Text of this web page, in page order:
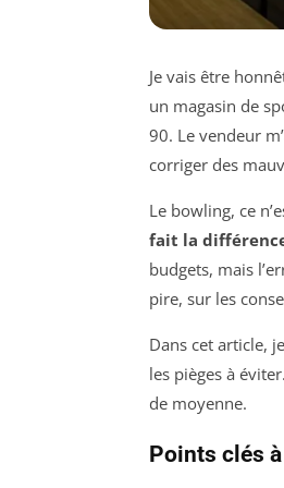
Je vais être
un magasin de
90. Le vendeur
corriger des
Le bowling, ce
fait la
budgets, mais
pire, sur les
Dans cet article,
les pièges à
de moyenne.
Points clés